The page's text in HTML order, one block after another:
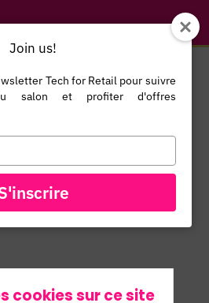
Aymeric
CEO & Co-
Founder
Faume
cookies sur ce site
Join us!
Tech for Retail pour suivre
salon et profiter d'offres